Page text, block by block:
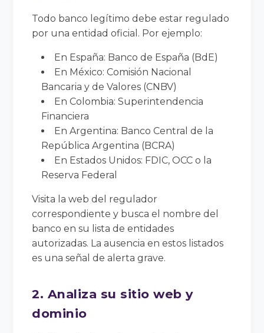
Todo banco legítimo debe estar regulado
por una entidad oficial. Por ejemplo:
En España: Banco de España (BdE)
En México: Comisión Nacional
Bancaria y de Valores (CNBV)
En Colombia: Superintendencia
Financiera
En Argentina: Banco Central de la
República Argentina (BCRA)
En Estados Unidos: FDIC, OCC o la
Reserva Federal
Visita la web del regulador
correspondiente y busca el nombre del
banco en su lista de entidades
autorizadas. La ausencia en estos listados
es una señal de alerta grave.
2. Analiza su sitio web y
dominio